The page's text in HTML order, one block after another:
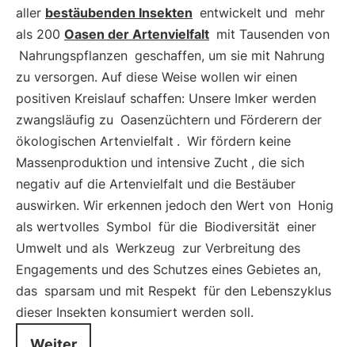
aller bestäubenden Insekten entwickelt und mehr
als 200 Oasen der Artenvielfalt mit Tausenden von
Nahrungspflanzen geschaffen, um sie mit Nahrung
zu versorgen. Auf diese Weise wollen wir einen
positiven Kreislauf schaffen: Unsere Imker werden
zwangsläufig zu Oasenzüchtern und Förderern der
ökologischen Artenvielfalt . Wir fördern keine
Massenproduktion und intensive Zucht , die sich
negativ auf die Artenvielfalt und die Bestäuber
auswirken. Wir erkennen jedoch den Wert von Honig
als wertvolles Symbol für die Biodiversität einer
Umwelt und als Werkzeug zur Verbreitung des
Engagements und des Schutzes eines Gebietes an,
das sparsam und mit Respekt für den Lebenszyklus
dieser Insekten konsumiert werden soll.